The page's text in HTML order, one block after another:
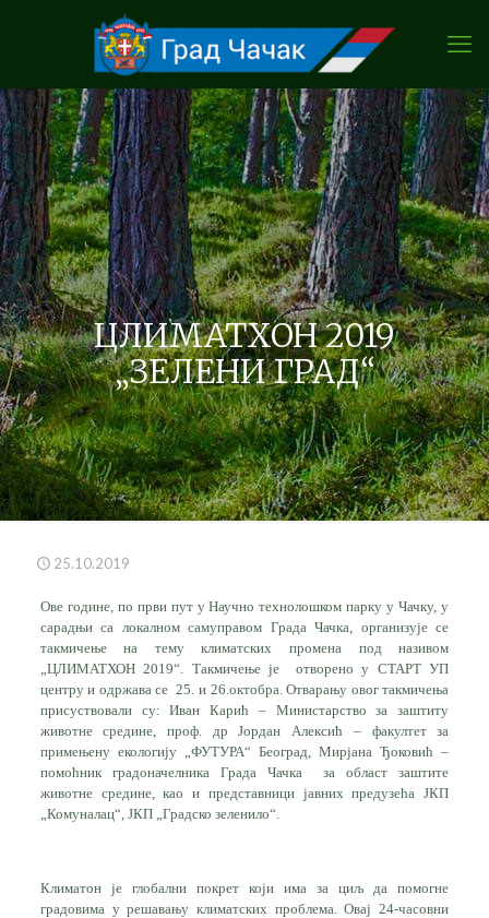
ЦЛИМАТХОН 2019
„ЗЕЛЕНИ ГРАД“
25.10.2019
Ове године, по први пут у Научно технолошком парку у Чачку, у
сарадњи са локалном самуправом Града Чачка, организује се
такмичење на тему климатских промена под називом
„ЦЛИМАТХОН 2019“. Такмичење је отворено у СТАРТ УП
центру и одржава се 25. и 26.октобра. Отварању овог такмичења
присуствовали су: Иван Карић – Министарство за заштиту
животне средине, проф. др Јордан Алексић – факултет за
примењену екологију „ФУТУРА“ Београд, Мирјана Ђоковић –
помоћник градоначелника Града Чачка за област заштите
животне средине, као и представници јавних предузећа ЈКП
„Комуналац“, ЈКП „Градско зеленило“.
Климатон је глобални покрет који има за циљ да помогне
градовима у решавању климатских проблема. Овај 24-часовни